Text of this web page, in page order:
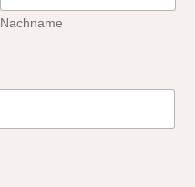
Nachname